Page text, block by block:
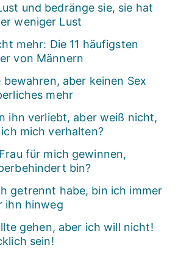
und bedränge sie, sie hat
weniger Lust
mehr: Die 11 häufigsten
von Männern
bewahren, aber keinen Sex
mehr
ihn verliebt, aber weiß nicht,
mich verhalten?
für mich gewinnen,
bin?
getrennt habe, bin ich immer
ihn hinweg
gehen, aber ich will nicht!
sein!